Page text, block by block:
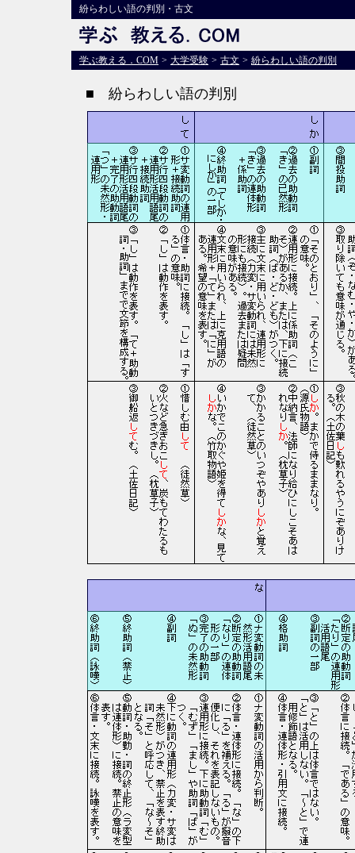
紛らわしい語の判別・古文
学ぶ教える．COM > 大学受験 > 古文 > 紛らわしい語の判別
■ 紛らわしい語の判別